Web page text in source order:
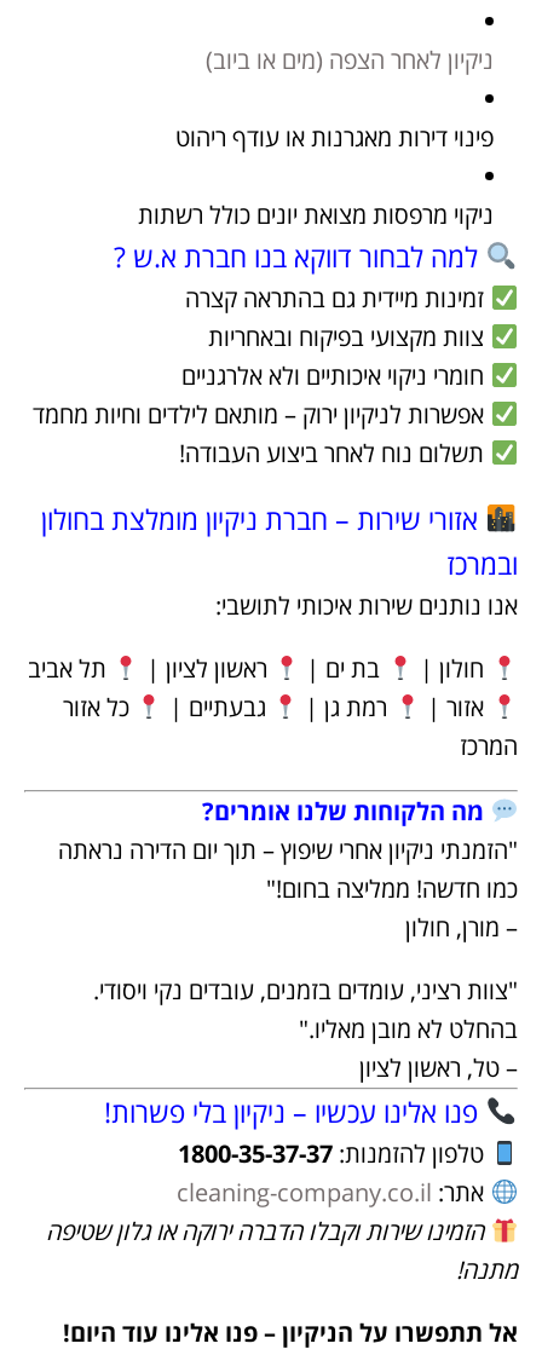
ניקיון לאחר הצפה (מים או ביוב)
פינוי דירות מאגרנות או עודף ריהוט
ניקוי מרפסות מצואת יונים כולל רשתות
למה לבחור דווקא בנו חברת א.ש ?
זמינות מיידית גם בהתראה קצרה
צוות מקצועי בפיקוח ובאחריות
חומרי ניקוי איכותיים ולא אלרגניים
אפשרות לניקיון ירוק – מותאם לילדים וחיות מחמד
תשלום נוח לאחר ביצוע העבודה!
אזורי שירות – חברת ניקיון מומלצת בחולון
ובמרכז
אנו נותנים שירות איכותי לתושבי:
חולון |
בת ים | ראשון לציון |
תל אביב
אזור |
רמת גן | גבעתיים |
כל אזור
המרכז
מה הלקוחות שלנו אומרים?
"הזמנתי ניקיון אחרי שיפוץ – תוך יום הדירה נראתה
כמו חדשה! ממליצה בחום!"
– מורן, חולון
"צוות רציני, עומדים בזמנים, עובדים נקי ויסודי.
בהחלט לא מובן מאליו."
– טל, ראשון לציון
פנו אלינו עכשיו – ניקיון בלי פשרות!
טלפון להזמנות: 1800-35-37-37
אתר: cleaning-company.co.il
הזמינו שירות וקבלו הדברה ירוקה או גלון שטיפה
מתנה!
אל תתפשרו על הניקיון – פנו אלינו עוד היום!